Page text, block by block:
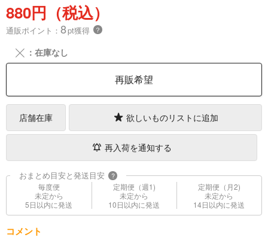
880円（税込）
通販ポイント： 8pt獲得 ？
╳ ：在庫なし
再販希望
店舗在庫 欲しいものリストに追加
再入荷を通知する
おまとめ目安と発送目安 ?
毎度便
未定から
5日以内に発送
定期便（週1)
未定から
10日以内に発送
定期便（月2)
未定から
14日以内に発送
コメント